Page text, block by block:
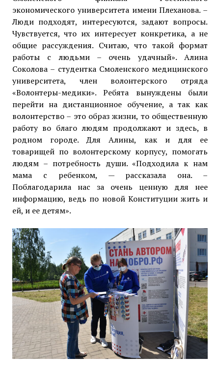
экономического университета имени Плеханова. –
Люди подходят, интересуются, задают вопросы.
Чувствуется, что их интересует конкретика, а не
общие рассуждения. Считаю, что такой формат
работы с людьми – очень удачный». Алина
Соколова – студентка Смоленского медицинского
университета, член волонтерского отряда
«Волонтеры-медики». Ребята вынуждены были
перейти на дистанционное обучение, а так как
волонтерство – это образ жизни, то общественную
работу во благо людям продолжают и здесь, в
родном городе. Для Алины, как и для ее
товарищей по волонтерскому корпусу, помогать
людям – потребность души. «Подходила к нам
мама с ребенком, — рассказала она. –
Поблагодарила нас за очень ценную для нее
информацию, ведь по новой Конституции жить и
ей, и ее детям».